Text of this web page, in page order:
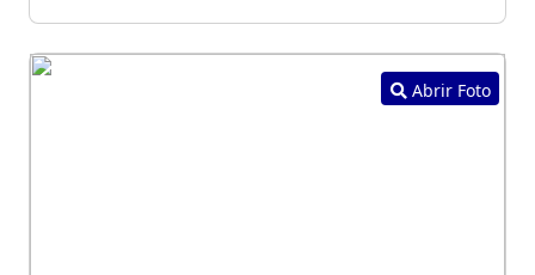
Abrir Foto